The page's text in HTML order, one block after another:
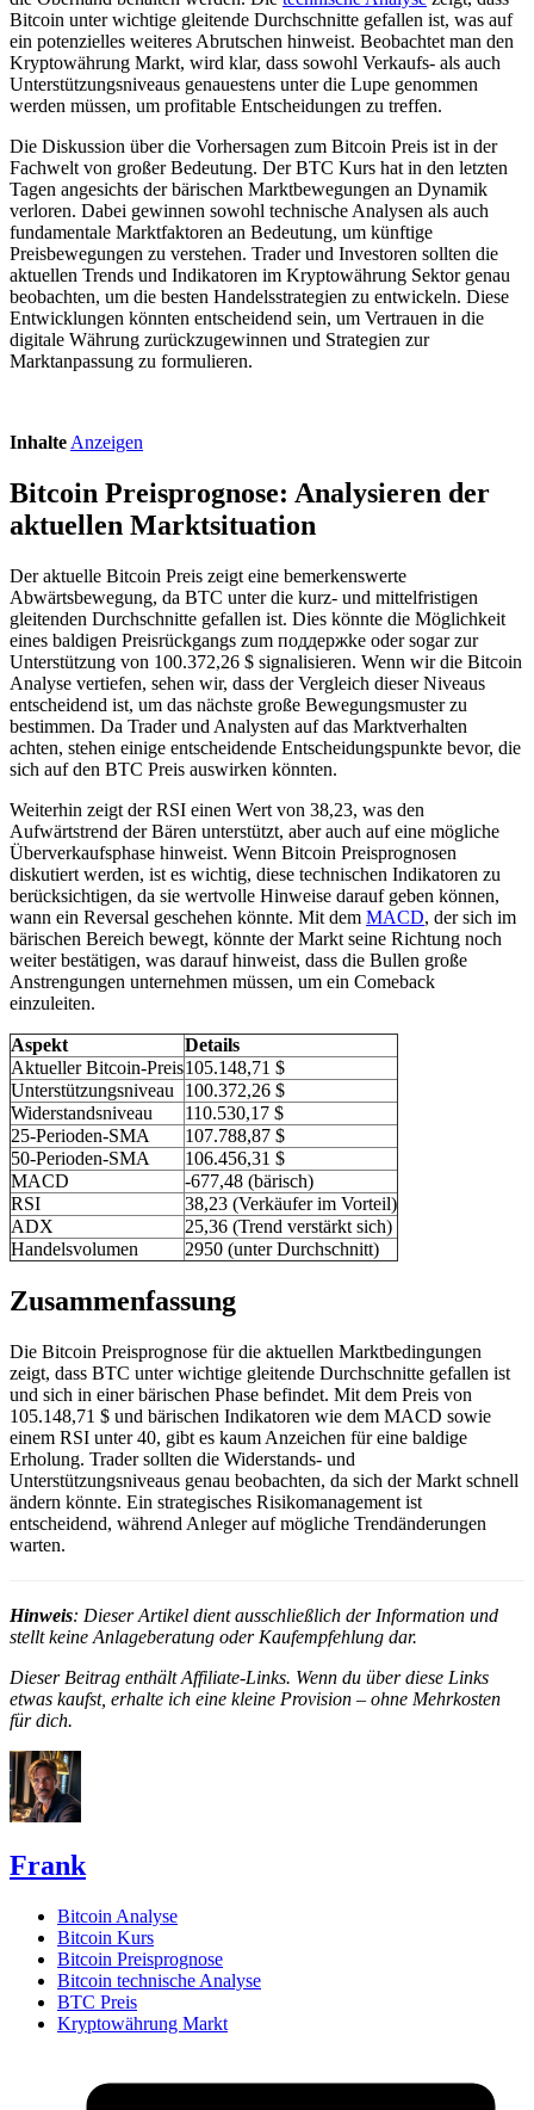
Bitcoin unter wichtige gleitende Durchschnitte gefallen ist, was auf
ein potenzielles weiteres Abrutschen hinweist. Beobachtet man den
Kryptowährung Markt, wird klar, dass sowohl Verkaufs- als auch
Unterstützungsniveaus genauestens unter die Lupe genommen
werden müssen, um profitable Entscheidungen zu treffen.
Die Diskussion über die Vorhersagen zum Bitcoin Preis ist in der
Fachwelt von großer Bedeutung. Der BTC Kurs hat in den letzten
Tagen angesichts der bärischen Marktbewegungen an Dynamik
verloren. Dabei gewinnen sowohl technische Analysen als auch
fundamentale Marktfaktoren an Bedeutung, um künftige
Preisbewegungen zu verstehen. Trader und Investoren sollten die
aktuellen Trends und Indikatoren im Kryptowährung Sektor genau
beobachten, um die besten Handelsstrategien zu entwickeln. Diese
Entwicklungen könnten entscheidend sein, um Vertrauen in die
digitale Währung zurückzugewinnen und Strategien zur
Marktanpassung zu formulieren.
Inhalte Anzeigen
Bitcoin Preisprognose: Analysieren der
aktuellen Marktsituation
Der aktuelle Bitcoin Preis zeigt eine bemerkenswerte
Abwärtsbewegung, da BTC unter die kurz- und mittelfristigen
gleitenden Durchschnitte gefallen ist. Dies könnte die Möglichkeit
eines baldigen Preisrückgangs zum поддержke oder sogar zur
Unterstützung von 100.372,26 $ signalisieren. Wenn wir die Bitcoin
Analyse vertiefen, sehen wir, dass der Vergleich dieser Niveaus
entscheidend ist, um das nächste große Bewegungsmuster zu
bestimmen. Da Trader und Analysten auf das Marktverhalten
achten, stehen einige entscheidende Entscheidungspunkte bevor, die
sich auf den BTC Preis auswirken könnten.
Weiterhin zeigt der RSI einen Wert von 38,23, was den
Aufwärtstrend der Bären unterstützt, aber auch auf eine mögliche
Überverkaufsphase hinweist. Wenn Bitcoin Preisprognosen
diskutiert werden, ist es wichtig, diese technischen Indikatoren zu
berücksichtigen, da sie wertvolle Hinweise darauf geben können,
wann ein Reversal geschehen könnte. Mit dem MACD, der sich im
bärischen Bereich bewegt, könnte der Markt seine Richtung noch
weiter bestätigen, was darauf hinweist, dass die Bullen große
Anstrengungen unternehmen müssen, um ein Comeback
einzuleiten.
Aspekt
Details
Aktueller Bitcoin-Preis105.148,71 $
Unterstützungsniveau
100.372,26 $
Widerstandsniveau
110.530,17 $
25-Perioden-SMA
107.788,87 $
50-Perioden-SMA
106.456,31 $
MACD
-677,48 (bärisch)
RSI
38,23 (Verkäufer im Vorteil)
ADX
25,36 (Trend verstärkt sich)
Handelsvolumen
2950 (unter Durchschnitt)
Zusammenfassung
Die Bitcoin Preisprognose für die aktuellen Marktbedingungen
zeigt, dass BTC unter wichtige gleitende Durchschnitte gefallen ist
und sich in einer bärischen Phase befindet. Mit dem Preis von
105.148,71 $ und bärischen Indikatoren wie dem MACD sowie
einem RSI unter 40, gibt es kaum Anzeichen für eine baldige
Erholung. Trader sollten die Widerstands- und
Unterstützungsniveaus genau beobachten, da sich der Markt schnell
ändern könnte. Ein strategisches Risikomanagement ist
entscheidend, während Anleger auf mögliche Trendänderungen
warten.
Hinweis: Dieser Artikel dient ausschließlich der Information und
stellt keine Anlageberatung oder Kaufempfehlung dar.
Dieser Beitrag enthält Affiliate-Links. Wenn du über diese Links
etwas kaufst, erhalte ich eine kleine Provision – ohne Mehrkosten
für dich.
Frank
Bitcoin Analyse
Bitcoin Kurs
Bitcoin Preisprognose
Bitcoin technische Analyse
BTC Preis
Kryptowährung Markt